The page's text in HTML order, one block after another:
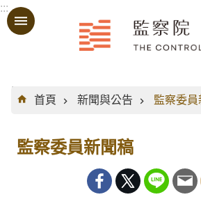
跳到主要內容區塊
:::
:::
首頁
新聞與公告 監察委
監察委員新聞稿